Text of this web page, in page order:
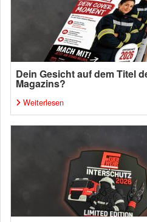
Dein Gesicht auf dem Titel
Magazins?
Weiterlesen